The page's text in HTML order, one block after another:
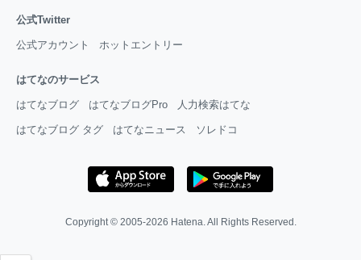
公式Twitter
公式アカウント ホットエントリー
はてなのサービス
はてなブログ はてなブログPro 人力検索はてな
はてなブログ タグ はてなニュース ソレドコ
Copyright © 2005-2026 Hatena. All Rights Reserved.